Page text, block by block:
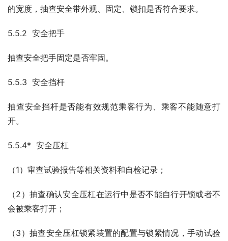
的宽度，抽查安全带外观、固定、锁扣是否符合要求。
5.5.2  安全把手
抽查安全把手固定是否牢固。
5.5.3  安全挡杆
抽查安全挡杆是否能有效规范乘客行为、乘客不能随意打
开。
5.5.4*  安全压杠
（1）审查试验报告等相关资料和自检记录；
（2）抽查确认安全压杠在运行中是否不能自行开锁或者不
会被乘客打开；
（3）抽查安全压杠锁紧装置的配置与锁紧情况，手动试验